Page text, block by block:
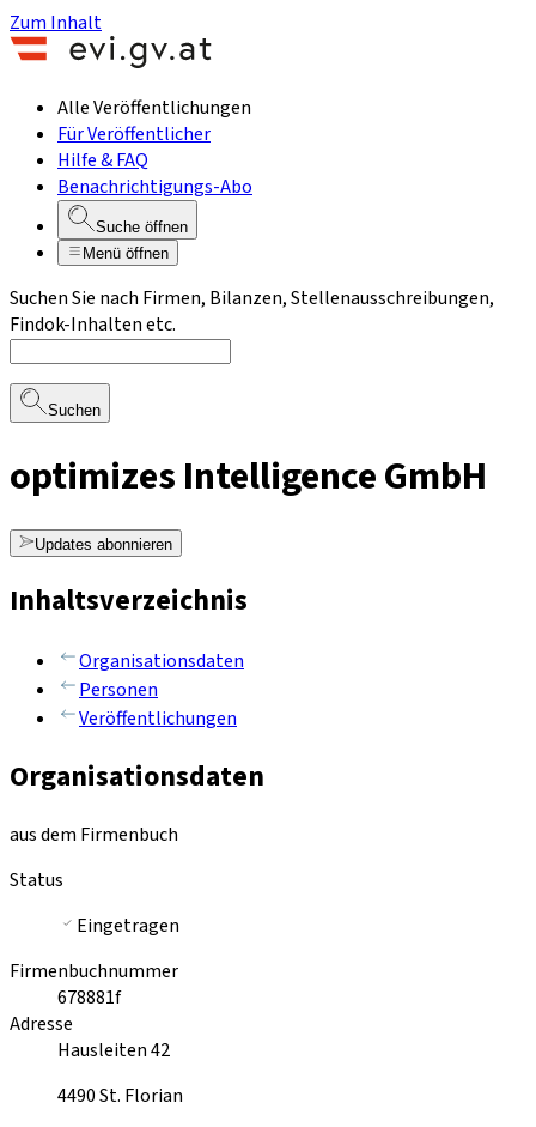
Zum Inhalt
Alle Veröffentlichungen
Für Veröffentlicher
Hilfe & FAQ
Benachrichtigungs-Abo
Suche öffnen
Menü öffnen
Suchen Sie nach Firmen, Bilanzen, Stellenausschreibungen,
Findok-Inhalten etc.
Suchen
optimizes Intelligence GmbH
Updates abonnieren
Inhaltsverzeichnis
Organisationsdaten
Personen
Veröffentlichungen
Organisationsdaten
aus dem Firmenbuch
Status
Eingetragen
Firmenbuchnummer
678881f
Adresse
Hausleiten 42
4490St. Florian